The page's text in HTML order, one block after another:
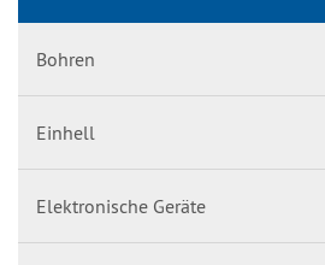
Bohren
Einhell
Elektronische Geräte